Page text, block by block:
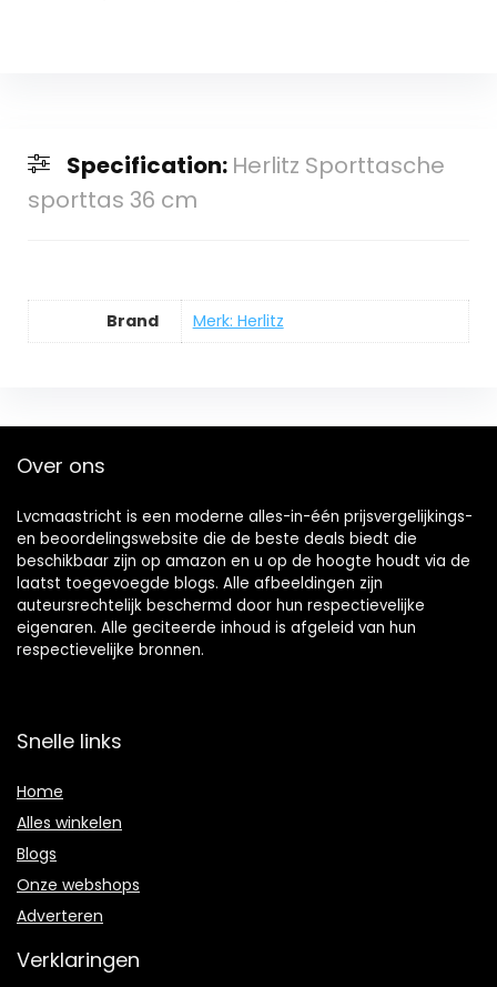
Specification: Herlitz Sporttasche
sporttas 36 cm
Brand Merk: Herlitz
Over ons
Lvcmaastricht is een moderne alles-in-één prijsvergelijkings-
en beoordelingswebsite die de beste deals biedt die
beschikbaar zijn op amazon en u op de hoogte houdt via de
laatst toegevoegde blogs. Alle afbeeldingen zijn
auteursrechtelijk beschermd door hun respectievelijke
eigenaren. Alle geciteerde inhoud is afgeleid van hun
respectievelijke bronnen.
Snelle links
Home
Alles winkelen
Blogs
Onze webshops
Adverteren
Verklaringen